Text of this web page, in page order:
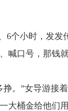
个小时，发发
喊口号，那钱
。”女导游接着
大桶金给他们